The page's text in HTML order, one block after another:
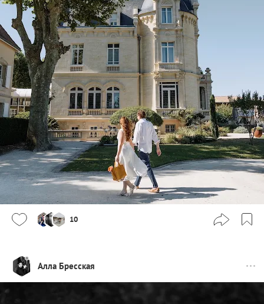
10
Алла Бресская